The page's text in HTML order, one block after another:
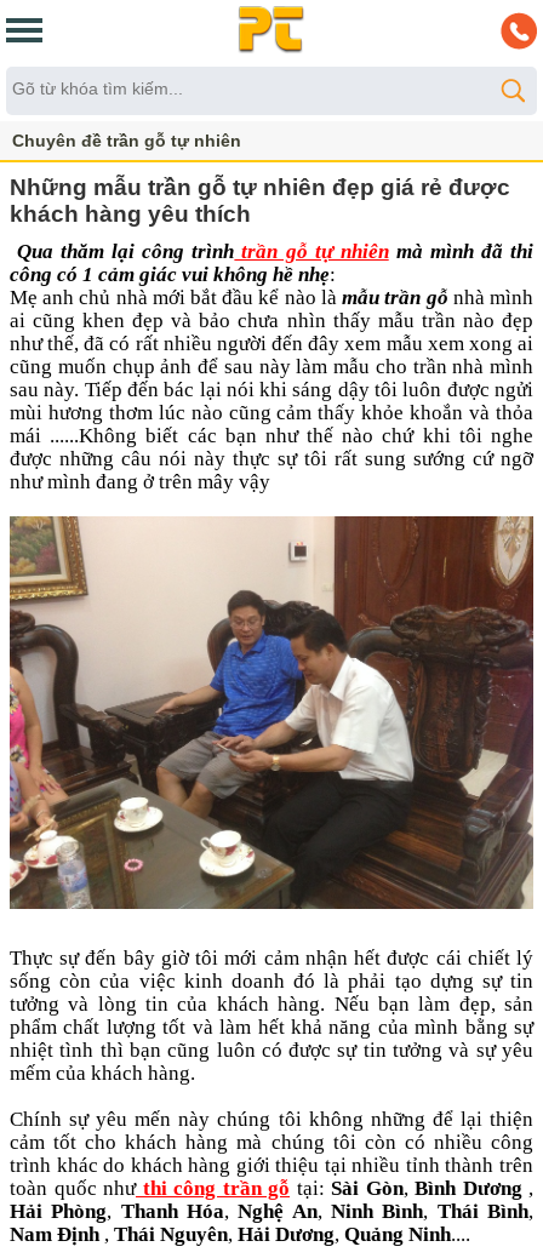
Chuyên đề trần gỗ tự nhiên
Những mẫu trần gỗ tự nhiên đẹp giá rẻ được
khách hàng yêu thích
Qua thăm lại công trình trần gỗ tự nhiênmà mình đã thi
công có 1 cảm giác vui không hề nhẹ:
Mẹ anh chủ nhà mới bắt đầu kể nào làmẫu trần gỗ nhà mình
ai cũng khen đẹp và bảo chưa nhìn thấy mẫu trần nào đẹp
như thế, đã có rất nhiều người đến đây xem mẫu xem xong ai
cũng muốn chụp ảnh để sau này làm mẫu cho trần nhà mình
sau này. Tiếp đến bác lại nói khi sáng dậy tôi luôn được ngửi
mùi hương thơm lúc nào cũng cảm thấy khỏe khoắn và thỏa
mái ......Không biết các bạn như thế nào chứ khi tôi nghe
được những câu nói này thực sự tôi rất sung sướng cứ ngỡ
như mình đang ở trên mây vậy
Thực sự đến bây giờ tôi mới cảm nhận hết được cái chiết lý
sống còn của việc kinh doanh đó là phải tạo dựng sự tin
tưởng và lòng tin của khách hàng. Nếu bạn làm đẹp, sản
phẩm chất lượng tốt và làm hết khả năng của mình bằng sự
nhiệt tình thì bạn cũng luôn có được sự tin tưởng và sự yêu
mếm của khách hàng.
Chính sự yêu mến này chúng tôi không những để lại thiện
cảm tốt cho khách hàng mà chúng tôi còn có nhiều công
trình khác do khách hàng giới thiệu tại nhiều tỉnh thành trên
toàn quốc nhưthi công trần gỗ tại: Sài Gòn, Bình Dương ,
Hải Phòng, Thanh Hóa,Nghệ An,Ninh Bình, Thái Bình,
Nam Định, Thái Nguyên, Hải Dương, Quảng Ninh....